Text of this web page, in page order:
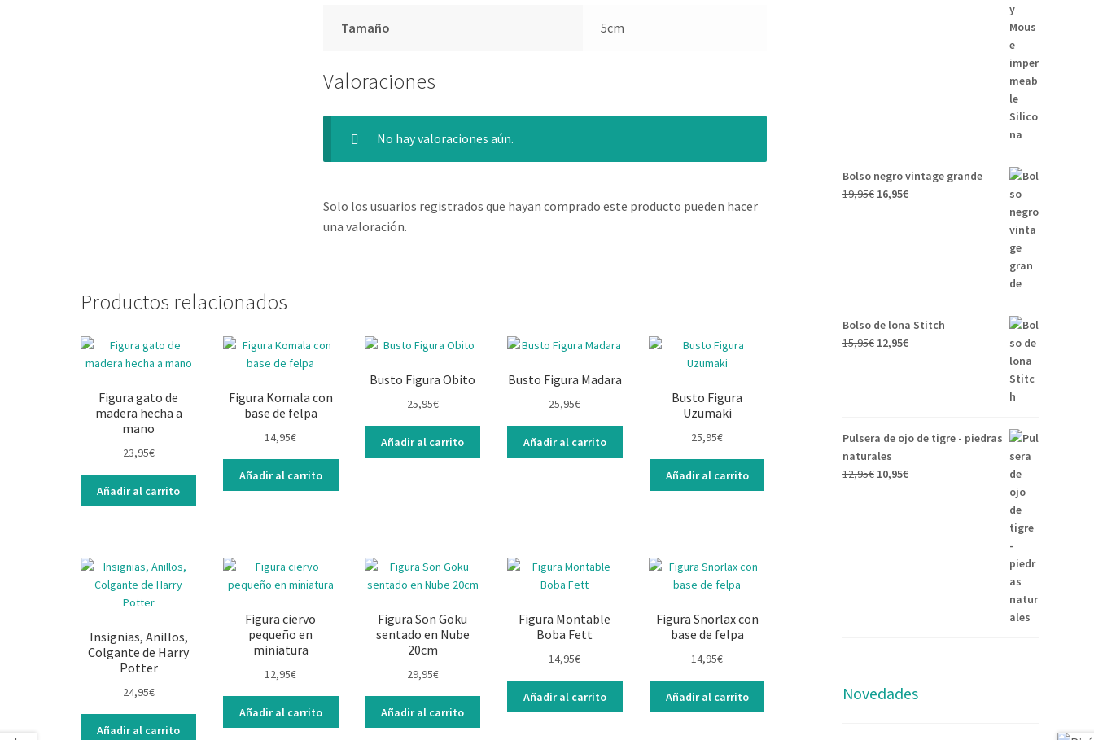
Tamaño 5cm
Valoraciones
No hay valoraciones aún.
Solo los usuarios registrados que hayan comprado este producto pueden hacer
una valoración.
Productos relacionados
Figura gato de
madera hecha a
mano
23,95€
Añadir al carrito
Figura Komala con
base de felpa
14,95€
Añadir al carrito
Busto Figura Obito
25,95€
Añadir al carrito
Busto Figura Madara
25,95€
Añadir al carrito
Busto Figura
Uzumaki
25,95€
Añadir al carrito
Insignias, Anillos,
Colgante de Harry
Potter
24,95€
Añadir al carrito
Figura ciervo
pequeño en
miniatura
12,95€
Añadir al carrito
Figura Son Goku
sentado en Nube
20cm
29,95€
Añadir al carrito
Figura Montable
Boba Fett
14,95€
Añadir al carrito
Figura Snorlax con
base de felpa
14,95€
Añadir al carrito
Bolso negro vintage grande
19,95€ 16,95€
Bolso de lona Stitch
15,95€ 12,95€
Pulsera de ojo de tigre - piedras
naturales
12,95€ 10,95€
Novedades